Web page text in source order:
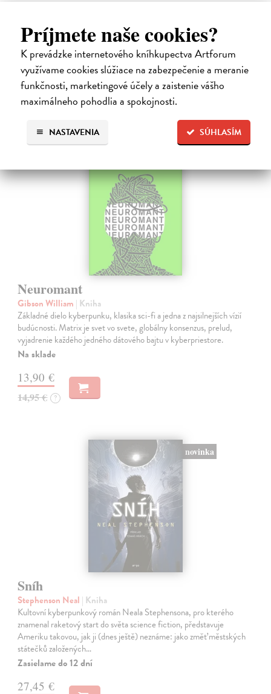
Príjmete naše cookies?
K prevádzke internetového kníhkupectva Artforum
využívame cookies slúžiace na zabezpečenie a meranie
funkčnosti, marketingové účely a zaistenie vášho
maximálneho pohodlia a spokojnosti.
SÚHLASÍM
NASTAVENIA
Tolkien J.R.R.| Kniha
sveta. Zlo predstavuje Morgoth, najhorší zo všetkých, vodca
obrovských armád, ktoré riadi zo svojej železnej pevnosti.
Na sklade
18,55 €
19,95 € ?
na sklade
Neuromant
Gibson William | Kniha
Základné dielo kyberpunku, klasika sci-fi a jedna z najsilnejších vízií
budúcnosti. Matrix je svet vo svete, globálny konsenzus, prelud,
vyjadrenie každého jedného dátového bajtu v kyberpriestore.
Na sklade
13,90 €
14,95 € ?
novinka
Sníh
Stephenson Neal | Kniha
Kultovní kyberpunkový román Neala Stephensona, pro kterého
znamenal raketový start do světa science fiction, představuje
Ameriku takovou, jak ji (dnes ještě) neznáme: jako změť městských
státečků založených…
Zasielame do 12 dní
27,45 €